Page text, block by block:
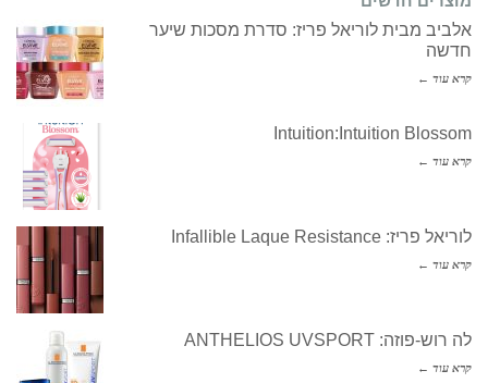
אלביב מבית לוריאל פריז: סדרת מסכות שיער
חדשה
קרא עוד ←
Intuition:Intuition Blossom
קרא עוד ←
לוריאל פריז: Infallible Laque Resistance
קרא עוד ←
לה רוש-פוזה: ANTHELIOS UVSPORT
קרא עוד ←